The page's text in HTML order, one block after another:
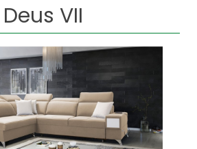
Deus VII